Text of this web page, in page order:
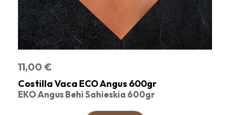
11,00 €
Costilla Vaca ECO Angus 600gr
EKO Angus Behi Sahieskia 600gr